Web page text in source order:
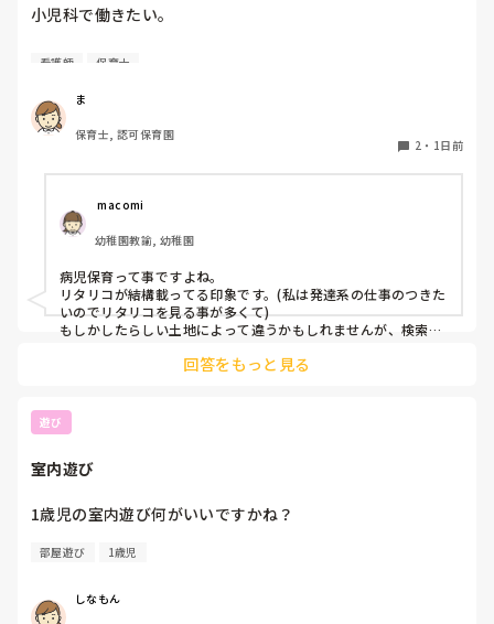
小児科で働きたい。
今は保育園勤務ですが、
本当は小児科で保育士として
働きたいです。
しかし、地方なのかそのような求人が
ほぼなく、ホームページなどもチェック
していますが見つかりません😭
もともと、看護師を目指していたのもあって、、
もちろん医療的なことができないのは
わかっていますが💦
看護師 保育士
ま
保育士, 認可保育園
2 ・ 1日前
macomi
幼稚園教諭, 幼稚園
病児保育って事ですよね。
リタリコが結構載ってる印象です。(私は発達系の仕事のつきた
いのでリタリコを見る事が多くて)
もしかしたらしい土地によって違うかもしれませんが、検索し
回答をもっと見る
遊び
室内遊び
1歳児の室内遊び何がいいですかね？
部屋遊び 1歳児
しなもん